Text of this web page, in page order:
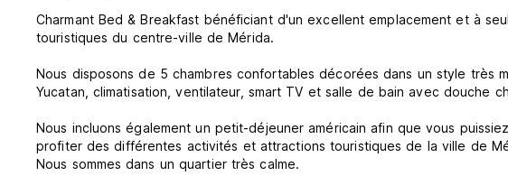
Charmant Bed & Breakfast bénéficiant d'un excellent emplacement et à
touristiques du centre-ville de Mérida.
Nous disposons de 5 chambres confortables décorées dans un style très
Yucatan, climatisation, ventilateur, smart TV et salle de bain avec douche
Nous incluons également un petit-déjeuner américain afin que vous
profiter des différentes activités et attractions touristiques de la ville de
Nous sommes dans un quartier très calme.